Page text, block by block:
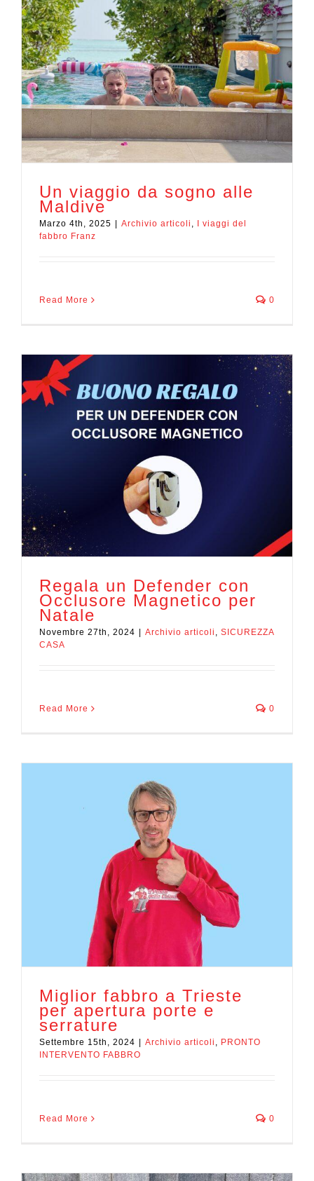
Un viaggio da sogno alle
Maldive
Marzo 4th, 2025 Archivio articoli ,
I viaggi del
fabbro Franz
Read More 0
Regala un Defender con
Occlusore Magnetico per
Natale
Novembre 27th, 2024 Archivio articoli , SICUREZZA
CASA
Read More 0
Miglior fabbro a Trieste
per apertura porte e
serrature
Settembre 15th, 2024 Archivio articoli , PRONTO
INTERVENTO FABBRO
Read More 0